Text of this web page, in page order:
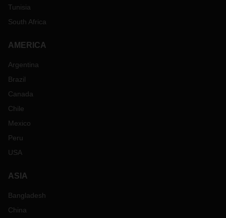
Tunisia
South Africa
AMERICA
Argentina
Brazil
Canada
Chile
Mexico
Peru
USA
ASIA
Bangladesh
China